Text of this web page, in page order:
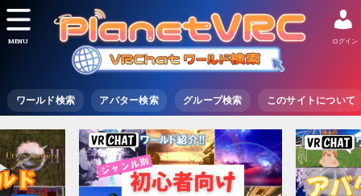
ワールド検索 アバター検索 グループ検索 このサイトについて
ログイン
MENU